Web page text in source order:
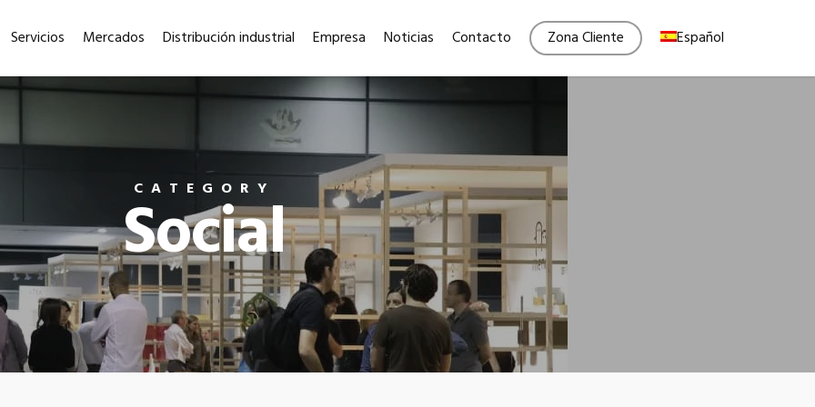
Servicios Mercados Distribución industrial Empresa Noticias Contacto Zona Cliente Español
CATEGORY
Social